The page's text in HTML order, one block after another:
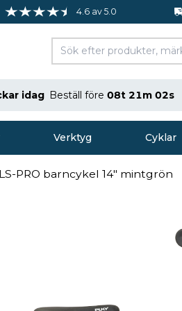
4.6 av 5.0
idag Beställ före 08t 21m 01s
Verktyg Cyklar
PRO barncykel 14" mintgrön